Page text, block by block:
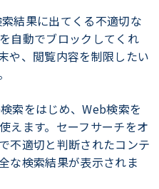
結果に出てくる不適切な
自動でブロックしてくれ
や、閲覧内容を制限したい
索をはじめ、Web検索を
えます。セーフサーチをオ
不適切と判断されたコンテ
な検索結果が表示されま